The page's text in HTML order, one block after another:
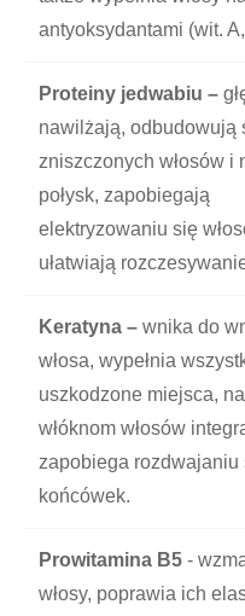
antyoksydantami (wit.
Proteiny jedwabiu –
nawilżają, odbudowują
zniszczonych włosów i
połysk, zapobiegają
elektryzowaniu się
ułatwiają
Keratyna – wnika do
włosa, wypełnia
uszkodzone miejsca,
włóknom włosów
zapobiega rozdwajaniu
końcówek.
Prowitamina B5 -
włosy, poprawia ich